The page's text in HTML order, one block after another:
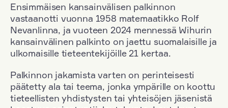
Ensimmäisen kansainvälisen palkinnon
vastaanotti vuonna 1958 matemaatikko Rolf
Nevanlinna, ja vuoteen 2024 mennessä Wihurin
kansainvälinen palkinto on jaettu suomalaisille ja
ulkomaisille tieteentekijöille 21 kertaa.
Palkinnon jakamista varten on perinteisesti
päätetty ala tai teema, jonka ympärille on koottu
tieteellisten yhdistysten tai yhteisöjen jäsenistä